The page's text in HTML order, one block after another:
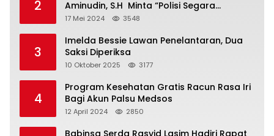
2
Aminudin, S.H Minta “Polisi Segara
Tuntaskan Kasus Vina”
17 Mei 2024 3548
3
Imelda Bessie Lawan Penelantaran, Dua
Saksi Diperiksa
10 Oktober 2025 3177
4
Program Kesehatan Gratis Racun Rasa Iri
Bagi Akun Palsu Medsos
12 April 2024 2850
Babinsa Serda Rasyid Lasim Hadiri Rapat